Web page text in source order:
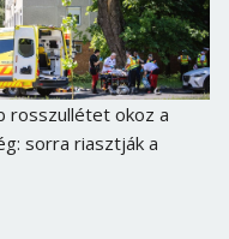
rosszullétet okoz a
sorra riasztják a